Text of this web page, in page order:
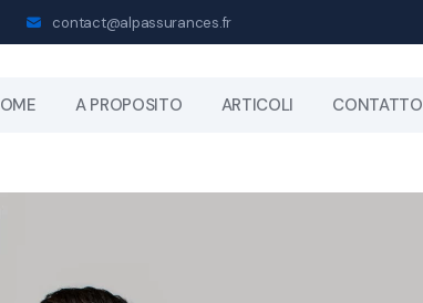
contact@alpassurances.fr
A PROPOSITO ARTICOLI CONTATTO